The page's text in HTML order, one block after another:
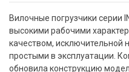
Вилочные погрузчики серии
высокими рабочими
качеством, исключительной
простыми в эксплуатации.
обновила конструкцию